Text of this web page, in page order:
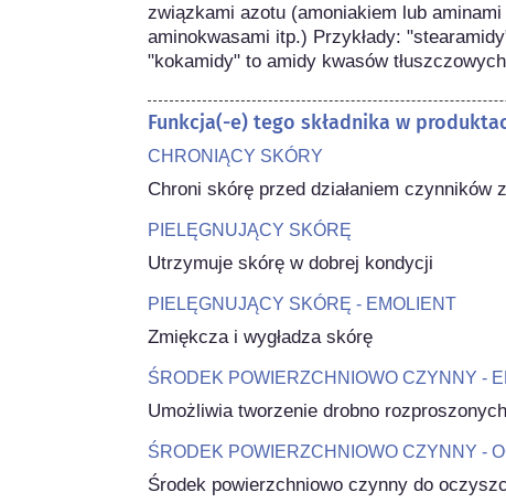
związkami azotu (amoniakiem lub
aminokwasami itp.) Przykłady:
"kokamidy" to amidy kwasów
Funkcja(-e) tego składnika w
CHRONIĄCY SKÓRY
Chroni skórę przed działaniem czynników
PIELĘGNUJĄCY SKÓRĘ
Utrzymuje skórę w dobrej kondycji
PIELĘGNUJĄCY SKÓRĘ - EMOLIENT
Zmiękcza i wygładza skórę
ŚRODEK POWIERZCHNIOWO CZYNNY -
Umożliwia tworzenie drobno
ŚRODEK POWIERZCHNIOWO CZYNNY -
Środek powierzchniowo czynny do